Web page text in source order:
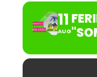
11
AUG